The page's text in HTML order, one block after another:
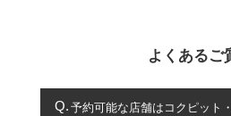
よくあるご
予約可能な店舗はコクピット